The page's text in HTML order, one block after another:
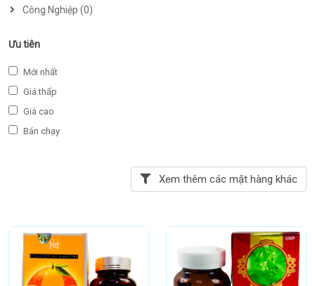
Công Nghiệp (0)
Ưu tiên
Mới nhất
Giá thấp
Giá cao
Bán chạy
Xem thêm các mặt hàng khác